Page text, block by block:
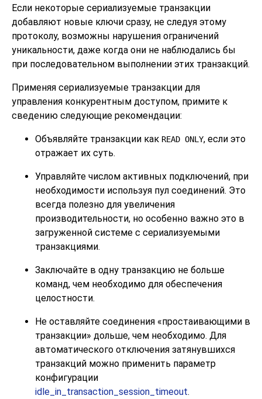
Если некоторые сериализуемые транзакции
добавляют новые ключи сразу, не следуя этому
протоколу, возможны нарушения ограничений
уникальности, даже когда они не наблюдались бы
при последовательном выполнении этих транзакций.
Применяя сериализуемые транзакции для
управления конкурентным доступом, примите к
сведению следующие рекомендации:
Объявляйте транзакции как READ ONLY, если это
отражает их суть.
Управляйте числом активных подключений, при
необходимости используя пул соединений. Это
всегда полезно для увеличения
производительности, но особенно важно это в
загруженной системе с сериализуемыми
транзакциями.
Заключайте в одну транзакцию не больше
команд, чем необходимо для обеспечения
целостности.
Не оставляйте соединения «простаивающими в
транзакции» дольше, чем необходимо. Для
автоматического отключения затянувшихся
транзакций можно применить параметр
конфигурации
idle_in_transaction_session_timeout.